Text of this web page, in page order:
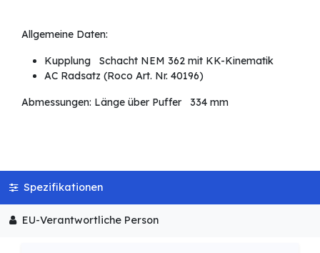
Allgemeine Daten:
Kupplung Schacht NEM 362 mit KK-Kinematik
AC Radsatz (Roco Art. Nr. 40196)
Abmessungen: Länge über Puffer 334 mm
Spezifikationen
EU-Verantwortliche Person